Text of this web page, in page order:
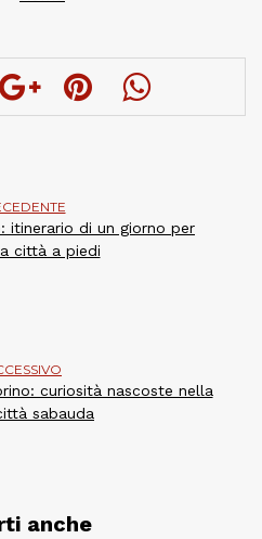
itinerario di un giorno per
città a piedi
curiosità nascoste nella
sabauda
anche